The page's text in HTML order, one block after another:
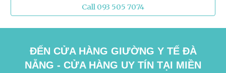
Call 093 505 7074
ĐẾN CỬA HÀNG GIƯỜNG Y TẾ ĐÀ
NẴNG - CỬA HÀNG UY TÍN TẠI MIỀN